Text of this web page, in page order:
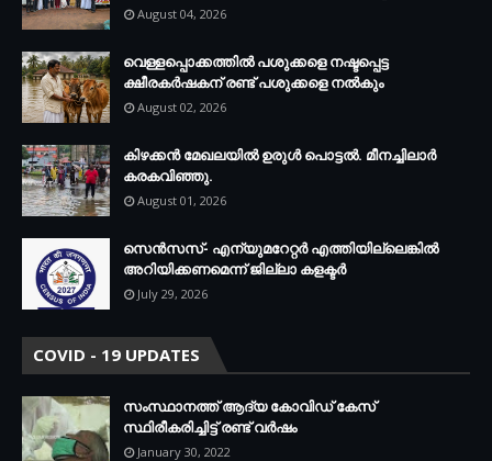
August 04, 2026
വെള്ളപ്പൊക്കത്തില്‍ പശുക്കളെ നഷ്ടപ്പെട്ട
ക്ഷീരകര്‍ഷകന് രണ്ട് പശുക്കളെ നല്‍കും
August 02, 2026
കിഴക്കന്‍ മേഖലയില്‍ ഉരുള്‍ പൊട്ടല്‍. മീനച്ചിലാര്‍
കരകവിഞ്ഞു.
August 01, 2026
സെന്‍സസ്- എന്യുമറേറ്റര്‍ എത്തിയില്ലെങ്കില്‍
അറിയിക്കണമെന്ന് ജില്ലാ കളക്ടര്‍
July 29, 2026
COVID - 19 UPDATES
സംസ്ഥാനത്ത് ആദ്യ കോവിഡ് കേസ്
സ്ഥിരീകരിച്ചിട്ട് രണ്ട് വര്‍ഷം
January 30, 2022